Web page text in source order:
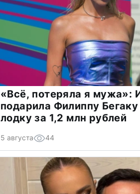
«Всё, потеряла я мужа»:
подарила Филиппу
лодку за 1,2 млн рублей
5 августа 44